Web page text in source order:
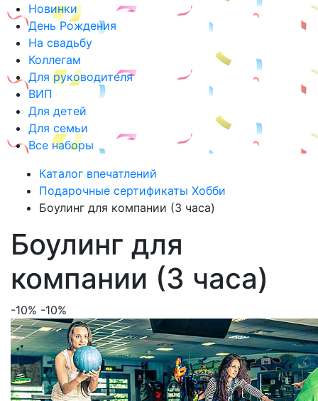
Новинки
День Рождения
На свадьбу
Коллегам
Для руководителя
ВИП
Для детей
Для семьи
Все наборы
Каталог впечатлений
Подарочные сертификаты Хобби
Боулинг для компании (3 часа)
Боулинг для
компании (3 часа)
-10% -10%